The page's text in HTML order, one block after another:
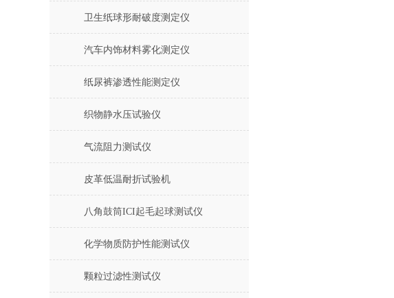
卫生纸球形耐破度测定仪
汽车内饰材料雾化测定仪
纸尿裤渗透性能测定仪
织物静水压试验仪
气流阻力测试仪
皮革低温耐折试验机
八角鼓筒ICI起毛起球测试仪
化学物质防护性能测试仪
颗粒过滤性测试仪